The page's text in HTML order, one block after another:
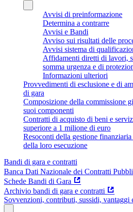
Avvisi di preinformazione
Determina a contrarre
Avvisi e Bandi
Avviso sui risultati delle
Avvisi sistema di
Affidamenti diretti di lavori,
somma urgenza e di
Informazioni ulteriori
Provvedimenti di esclusione e di
di gara
Composizione della commissione
suoi componenti
Contratti di acquisto di beni e
superiore a 1 milione di euro
Resoconti della gestione
della loro esecuzione
Bandi di gara e contratti
Banca Dati Nazionale dei Contratti
Schede Bandi di Gara
Archivio bandi di gara e contratti
Sovvenzioni, contributi, sussidi, vantaggi